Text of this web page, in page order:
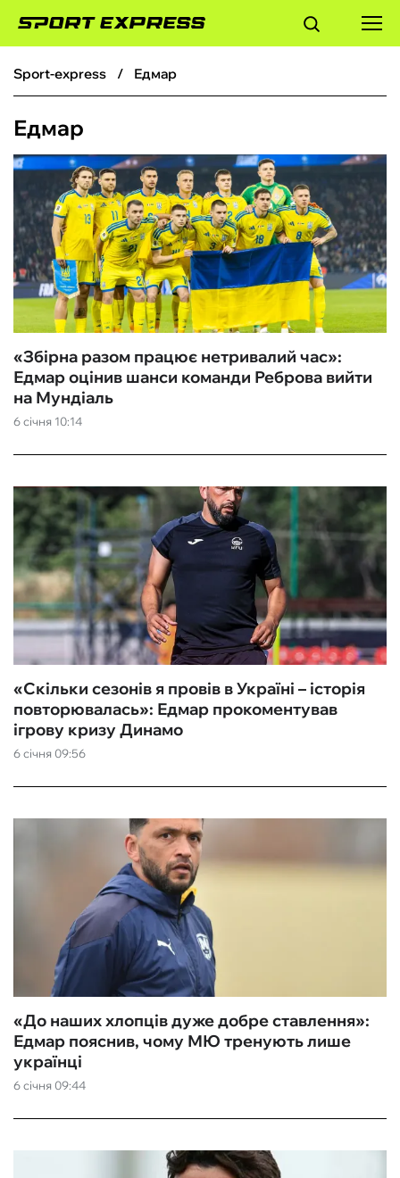
ФУТБОЛ
БАСКЕТБОЛ
БОКС
ХОКЕЙ
ТЕНІС
КІБЕРСПОРТ
ЧС-2026
ІНШІ
БУКМЕКЕРИ
sport-express Едмар
Едмар
6 січня 10:14
«Збірна разом працює нетривалий час»:
Едмар оцінив шанси команди Реброва вийти
на Мундіаль
6 січня 09:56
«Скільки сезонів я провів в Україні – історія
повторювалась»: Едмар прокоментував
ігрову кризу Динамо
6 січня 09:44
«До наших хлопців дуже добре ставлення»:
Едмар пояснив, чому МЮ тренують лише
українці